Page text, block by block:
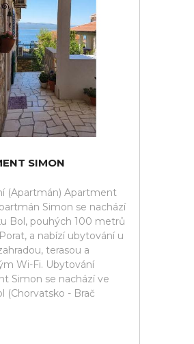
SIMON
(Apartmán) Apartment
Simon se nachází
Bol, pouhých 100 metrů
a nabízí ubytování u
terasou a
Wi-Fi. Ubytování
Simon se nachází ve
(Chorvatsko - Brač